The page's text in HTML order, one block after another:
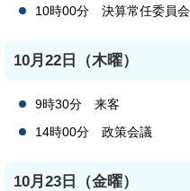
10時00分 決算常任委員
10月22日（木曜）
9時30分 来客
14時00分 政策会議
10月23日（金曜）